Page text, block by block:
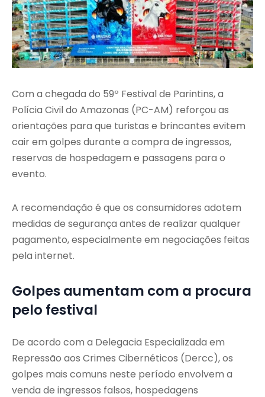
Com a chegada do 59º Festival de Parintins, a
Polícia Civil do Amazonas (PC-AM) reforçou as
orientações para que turistas e brincantes evitem
cair em golpes durante a compra de ingressos,
reservas de hospedagem e passagens para o
evento.
A recomendação é que os consumidores adotem
medidas de segurança antes de realizar qualquer
pagamento, especialmente em negociações feitas
pela internet.
Golpes aumentam com a procura
pelo festival
De acordo com a Delegacia Especializada em
Repressão aos Crimes Cibernéticos (Dercc), os
golpes mais comuns neste período envolvem a
venda de ingressos falsos, hospedagens